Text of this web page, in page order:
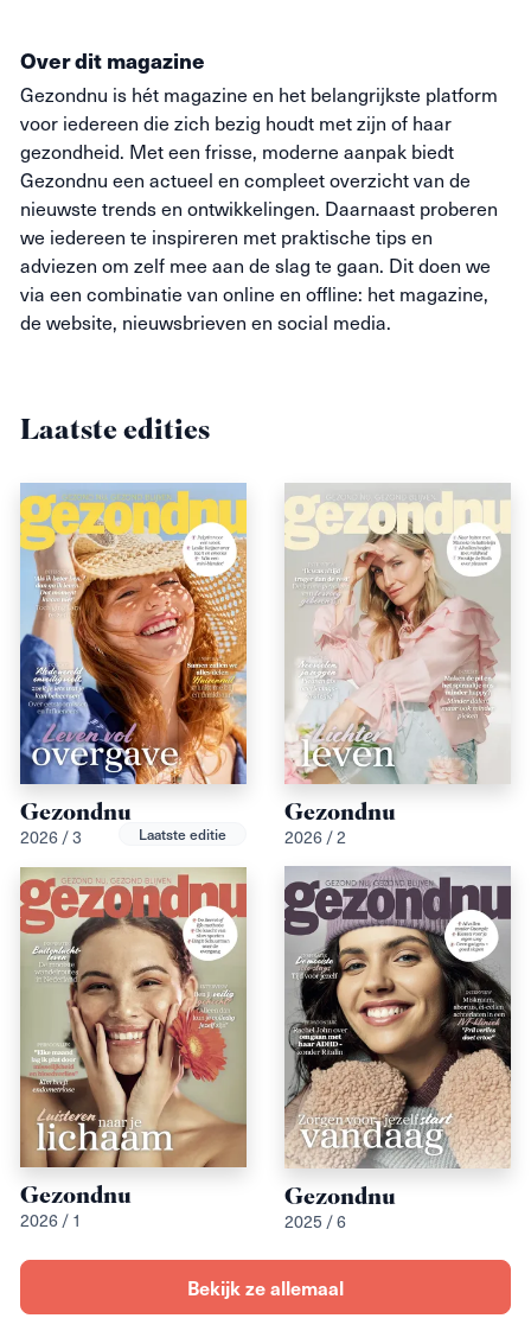
Over dit magazine
Gezondnu is hét magazine en het belangrijkste platform
voor iedereen die zich bezig houdt met zijn of haar
gezondheid. Met een frisse, moderne aanpak biedt
Gezondnu een actueel en compleet overzicht van de
nieuwste trends en ontwikkelingen. Daarnaast proberen
we iedereen te inspireren met praktische tips en
adviezen om zelf mee aan de slag te gaan. Dit doen we
via een combinatie van online en offline: het magazine,
de website, nieuwsbrieven en social media.
Laatste edities
Gezondnu
2026 / 3 Laatste editie
Gezondnu
2026 / 2
Gezondnu
2026 / 1
Gezondnu
2025 / 6
Bekijk ze allemaal